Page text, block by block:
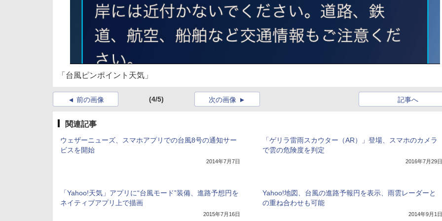
「台風ピンポイント天気」
前の画像 (4/5) 記事へ
次の画像
関連記事
ウェザーニューズ、スマホアプリでの台風8号の通知サー
ビスを開始
2014年7月7日
「ゲリラ雷雨スカウター（AR）」登場、スマホのカメラ
で雲の危険度を判定
2016年7月29日
「Yahoo!天気」アプリに“台風モード”装備、進路予想円を
ネイティブアプリ上で描画
2015年7月16日
Yahoo!地図、台風の進路予報円を表示、雨雲レーダーと
の重ね合わせも可能
2014年9月1日